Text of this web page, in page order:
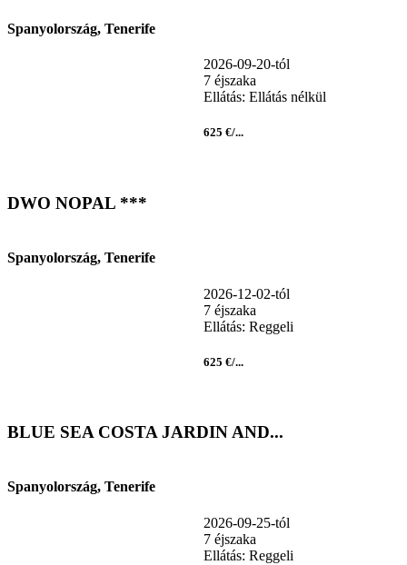
Spanyolország, Tenerife
2026-09-20-tól
7 éjszaka
Ellátás: Ellátás nélkül
625 €/...
DWO NOPAL ***
Spanyolország, Tenerife
2026-12-02-tól
7 éjszaka
Ellátás: Reggeli
625 €/...
BLUE SEA COSTA JARDIN AND...
Spanyolország, Tenerife
2026-09-25-tól
7 éjszaka
Ellátás: Reggeli